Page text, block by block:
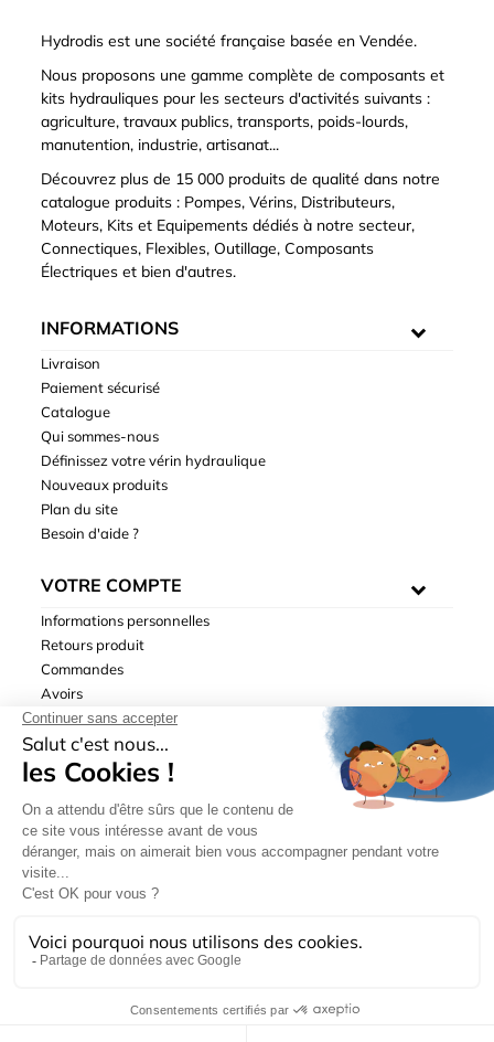
Hydrodis est une société française basée en Vendée.
Nous proposons une gamme complète de composants et
kits hydrauliques pour les secteurs d'activités suivants :
agriculture, travaux publics, transports, poids-lourds,
manutention, industrie, artisanat...
Découvrez plus de 15 000 produits de qualité dans notre
catalogue produits : Pompes, Vérins, Distributeurs,
Moteurs, Kits et Equipements dédiés à notre secteur,
Connectiques, Flexibles, Outillage, Composants
Électriques et bien d'autres.
INFORMATIONS
Livraison
Paiement sécurisé
Catalogue
Qui sommes-nous
Définissez votre vérin hydraulique
Nouveaux produits
Plan du site
Besoin d'aide ?
VOTRE COMPTE
Informations personnelles
Retours produit
Commandes
Avoirs
Adresses
Bons de réduction
de ventes| © Hydrodis 2003-2026. Tous droits réservés